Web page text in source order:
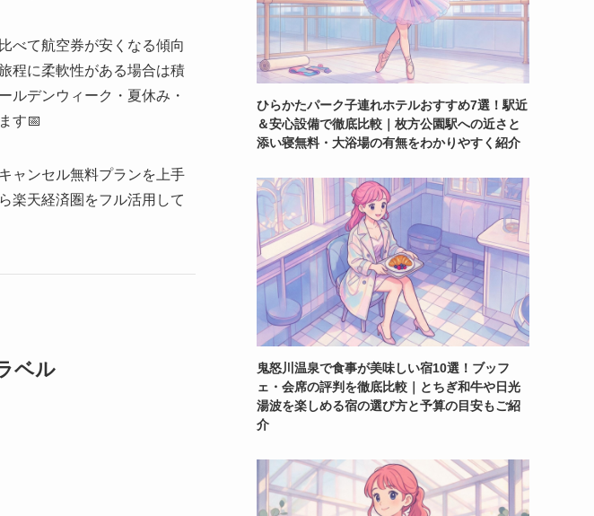
べて航空券が安くなる傾向
程に柔軟性がある場合は積
ルデンウィーク・夏休み・
す📅
ャンセル無料プランを上手
楽天経済圏をフル活用して
ベル
ひらかたパーク子連れホテルおすすめ7選！駅近
＆安心設備で徹底比較｜枚方公園駅への近さと
添い寝無料・大浴場の有無をわかりやすく紹介
鬼怒川温泉で食事が美味しい宿10選！ブッフ
ェ・会席の評判を徹底比較｜とちぎ和牛や日光
湯波を楽しめる宿の選び方と予算の目安もご紹
介